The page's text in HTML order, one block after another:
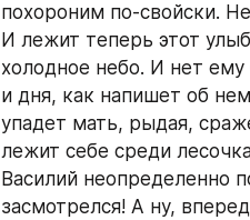
похороним по-свойски.
И лежит теперь этот
холодное небо. И нет
и дня, как напишет об
упадет мать, рыдая,
лежит себе среди
Василий неопределенно
засмотрелся! А ну,